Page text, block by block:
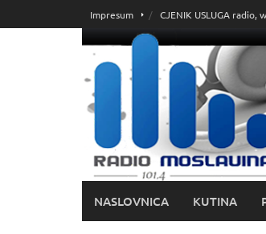
do
Impresum CJENIK USLUGA radio,
NASLOVNICA KUTINA